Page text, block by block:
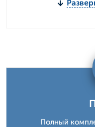
Полный